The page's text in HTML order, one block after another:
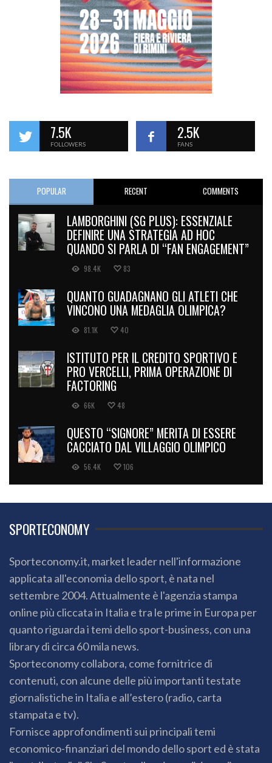
7.5K
FOLLOWERS
2.5K
FANS
POPULAR RECENT COMMENTS
LAMBORGHINI (SG PLUS): ESSENZIALE
DEFINIRE UNA STRATEGIA AD HOC
QUANDO SI PARLA DI “FAN ENGAGEMENT”
98.4K 83
QUANTO GUADAGNANO GLI ATLETI CHE
VINCONO UNA MEDAGLIA OLIMPICA?
81.1K 40
ISTITUTO PER IL CREDITO SPORTIVO E
PRO VERCELLI, PRIMA OPERAZIONE DI
FACTORING
66K 48
QUESTO “SIGNORE” MERITA DI ESSERE
CACCIATO DAL VILLAGGIO OLIMPICO
56.4K 106
SPORTECONOMY
Sporteconomy.it, market leader nell'informazione
applicata all'economia dello sport, è nata nel
settembre 2004. Attualmente è l'agenzia stampa
online più cliccata in Italia e tra le prime in Europa per
quanto riguarda i temi dello sport-business, con una
library di circa 60 mila news.
Sporteconomy collabora, come fornitrice di
contenuti, con alcune delle più importanti testate
giornalistiche in Italia e all’estero (radio, carta
stampata e tv).
Fornisce approfondimenti sui principali temi
economico-finanziari del mondo dello sport ed è stata